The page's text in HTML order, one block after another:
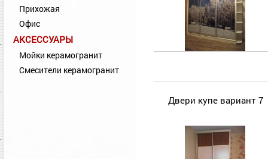
Прихожая
Офис
АКСЕССУАРЫ
Мойки керамогранит
Смесители керамогранит
Двери купе вариант 7